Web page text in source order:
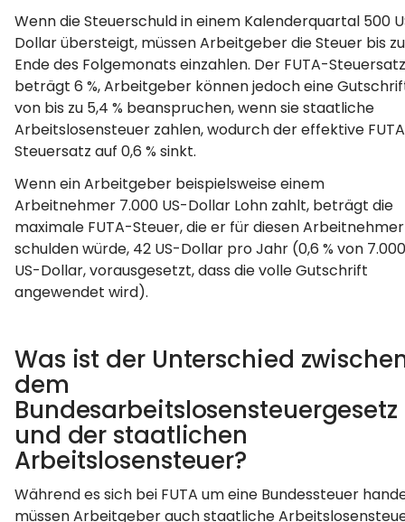
Wenn die Steuerschuld in einem Kalenderquartal 500
Dollar übersteigt, müssen Arbeitgeber die Steuer bis
Ende des Folgemonats einzahlen. Der FUTA-Steuersatz
beträgt 6 %, Arbeitgeber können jedoch eine
von bis zu 5,4 % beanspruchen, wenn sie staatliche
Arbeitslosensteuer zahlen, wodurch der effektive
Steuersatz auf 0,6 % sinkt.
Wenn ein Arbeitgeber beispielsweise einem
Arbeitnehmer 7.000 US-Dollar Lohn zahlt, beträgt die
maximale FUTA-Steuer, die er für diesen Arbeitnehmer
schulden würde, 42 US-Dollar pro Jahr (0,6 % von 7.000
US-Dollar, vorausgesetzt, dass die volle Gutschrift
angewendet wird).
Was ist der Unterschied
dem
Bundesarbeitslosensteuergesetz
und der staatlichen
Arbeitslosensteuer?
Während es sich bei FUTA um eine Bundessteuer
müssen Arbeitgeber auch staatliche